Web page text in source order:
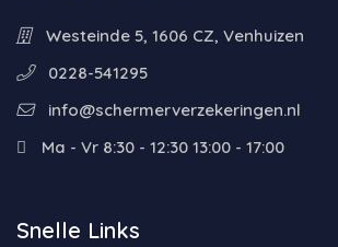
Westeinde 5, 1606 CZ, Venhuizen
0228-541295
info@schermerverzekeringen.nl
Ma - Vr 8:30 - 12:30 13:00 - 17:00
Snelle Links